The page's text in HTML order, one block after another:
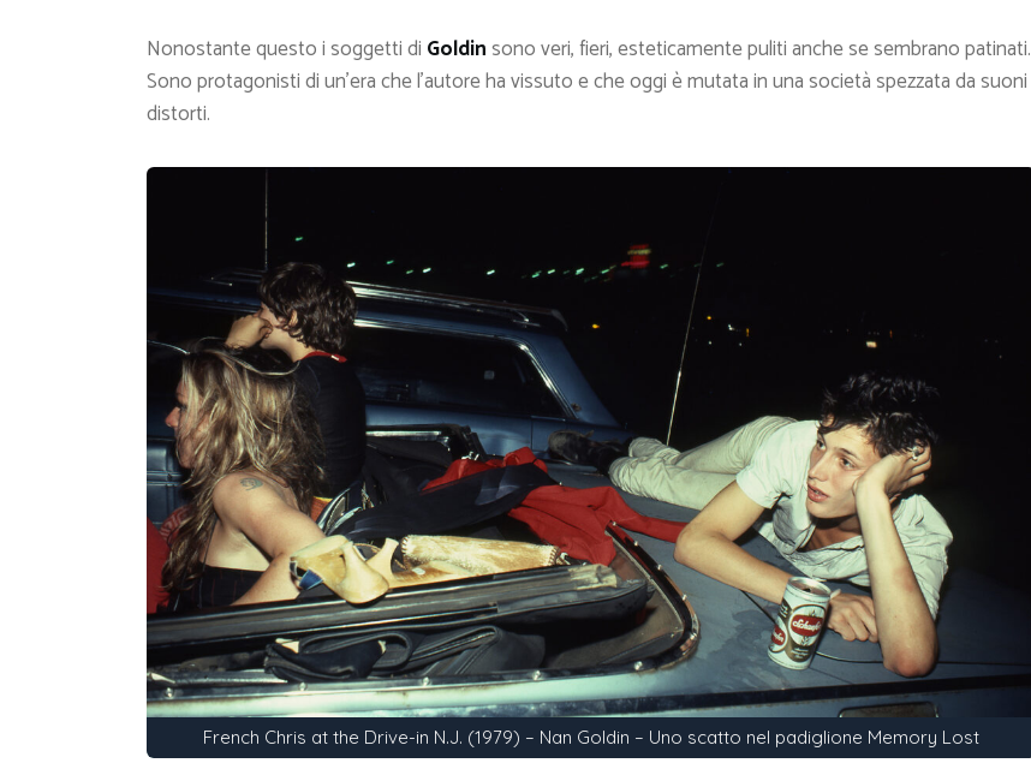
Nonostante questo i soggetti di Goldinsono veri, fieri, esteticamente puliti anche se sembrano patinati.
Sono protagonisti di un’era che l’autore ha vissuto e che oggi è mutata in una società spezzata da suoni
distorti.
French Chris at the Drive-in N.J. (1979) – Nan Goldin – Uno scatto nel padiglione Memory Lost